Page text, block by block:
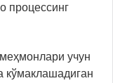
процессинг
учун
кўмаклашадиган